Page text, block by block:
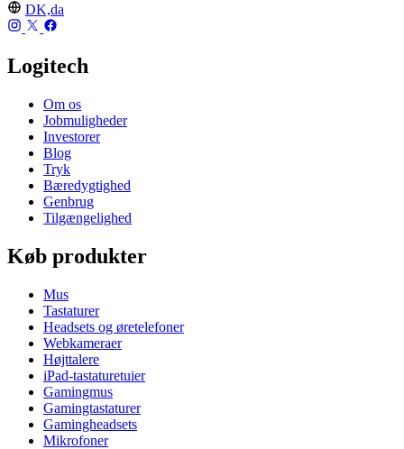
DK,da
Logitech
Om os
Jobmuligheder
Investorer
Blog
Tryk
Bæredygtighed
Genbrug
Tilgængelighed
Køb produkter
Mus
Tastaturer
Headsets og øretelefoner
Webkameraer
Højttalere
iPad-tastaturetuier
Gamingmus
Gamingtastaturer
Gamingheadsets
Mikrofoner